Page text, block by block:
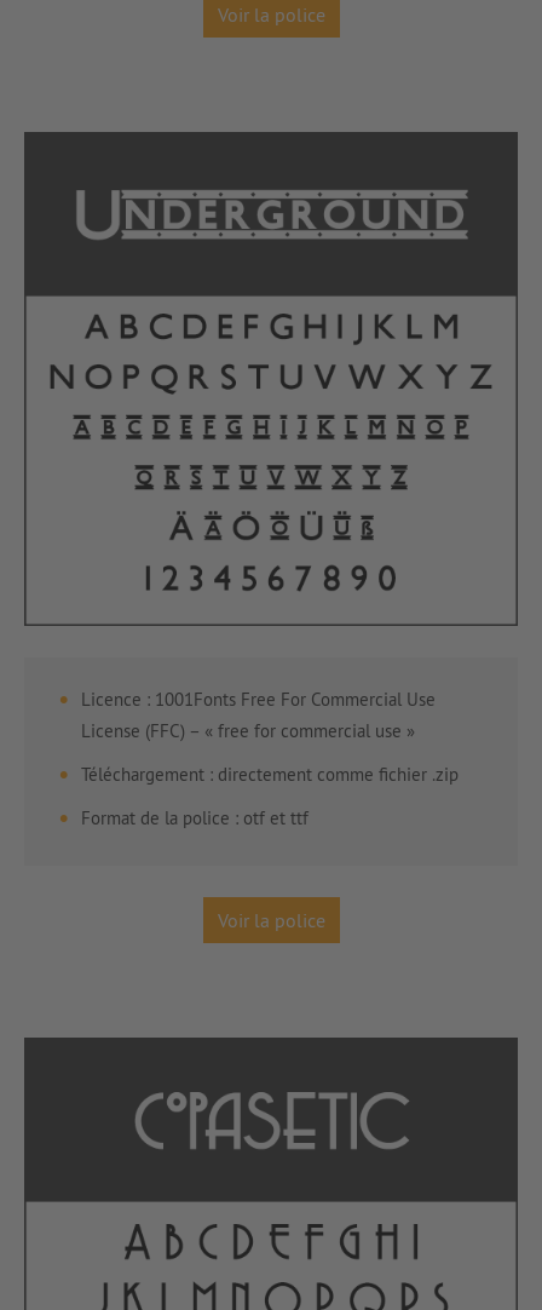
Voir la police
Licence : 1001Fonts Free For Commercial Use
License (FFC) – « free for commercial use »
Téléchargement : directement comme fichier .zip
Format de la police : otf et ttf
Voir la police